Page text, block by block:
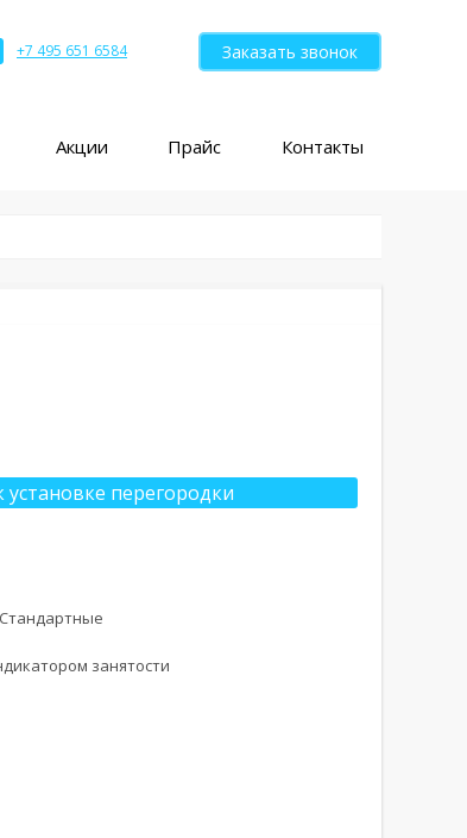
+7 495 651 6584 Заказать звонок
Акции Прайс Контакты
перегородки
занятости